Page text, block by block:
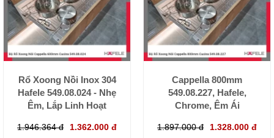
Rổ Xoong Nồi Inox 304
Hafele 549.08.024 - Nhẹ
Êm, Lắp Linh Hoạt
1.946.364 đ 1.362.000 đ
Cappella 800mm
549.08.227, Hafele,
Chrome, Êm Ái
1.897.000 đ 1.328.000 đ